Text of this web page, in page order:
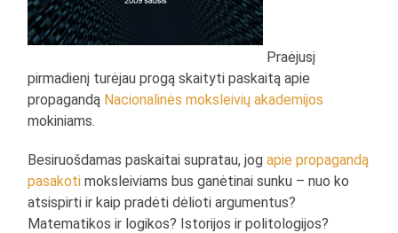
Praėjusį
pirmadienį turėjau progą skaityti paskaitą apie
propagandą Nacionalinės moksleivių akademijos
mokiniams.
Besiruošdamas paskaitai supratau, jogapie propagandą
pasakoti moksleiviams bus ganėtinai sunku – nuo ko
atsispirti ir kaip pradėti dėlioti argumentus?
Matematikos ir logikos? Istorijos ir politologijos?